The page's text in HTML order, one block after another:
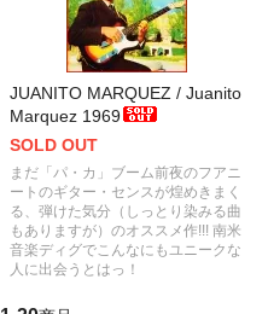
JUANITO MARQUEZ / Juanito
Marquez 1969
SOLD OUT
まだ「パ・カ」ブーム前夜のフアニ
ートのギター・センスが煌めきまく
る、弾けた気分（しっとり染みる曲
もありますが）のオススメ作!!! 南米
音楽ディグでこんなにもユニークな
人に出会うとはっ！